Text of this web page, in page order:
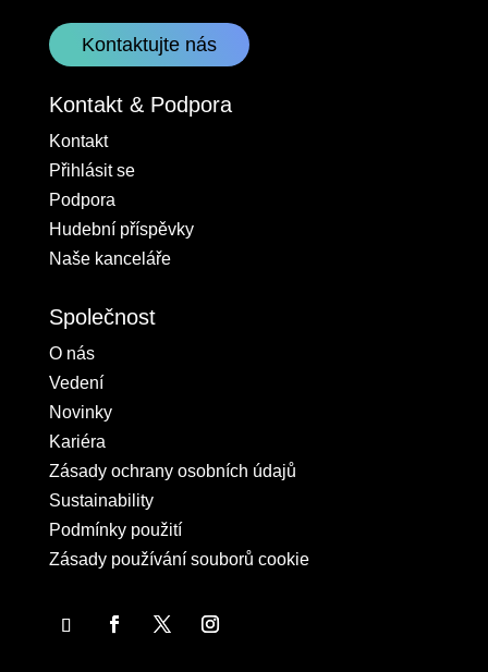
Kontaktujte nás
Kontakt & Podpora
Kontakt
Přihlásit se
Podpora
Hudební příspěvky
Naše kanceláře
Společnost
O nás
Vedení
Novinky
Kariéra
Zásady ochrany osobních údajů
Sustainability
Podmínky použití
Zásady používání souborů cookie